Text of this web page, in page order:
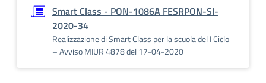
Smart Class - PON-1086A FESRPON-SI-
2020-34
Realizzazione di Smart Class per la scuola del I Ciclo
– Avviso MIUR 4878 del 17-04-2020